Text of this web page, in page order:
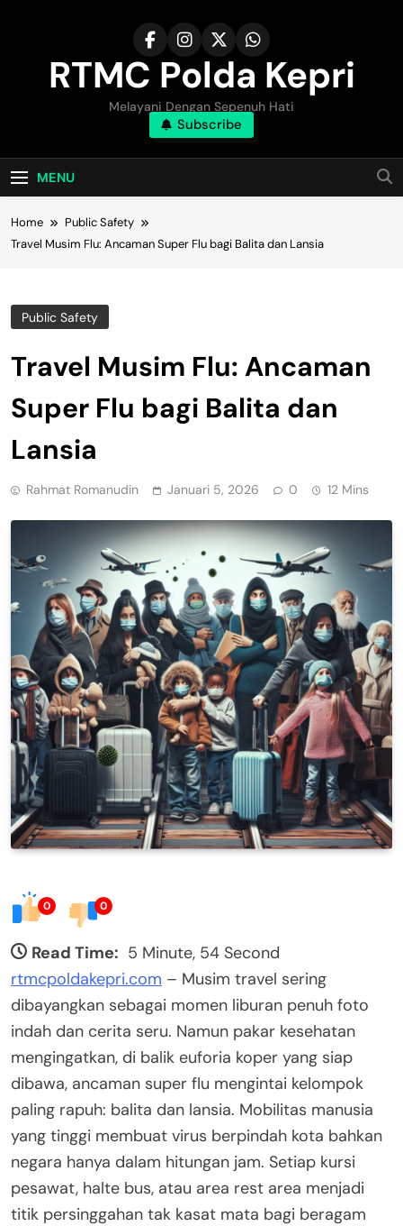
RTMC Polda Kepri
Melayani Dengan Sepenuh Hati
Subscribe
MENU
Home
Public Safety
Travel Musim Flu: Ancaman Super Flu bagi Balita dan Lansia
Public Safety
Travel Musim Flu: Ancaman
Super Flu bagi Balita dan
Lansia
Rahmat Romanudin Januari 5, 2026 0 12 Mins
0 0
Read Time: 5 Minute, 54 Second
rtmcpoldakepri.com – Musim travel sering
dibayangkan sebagai momen liburan penuh foto
indah dan cerita seru. Namun pakar kesehatan
mengingatkan, di balik euforia koper yang siap
dibawa, ancaman super flu mengintai kelompok
paling rapuh: balita dan lansia. Mobilitas manusia
yang tinggi membuat virus berpindah kota bahkan
negara hanya dalam hitungan jam. Setiap kursi
pesawat, halte bus, atau area rest area menjadi
titik persinggahan tak kasat mata bagi beragam